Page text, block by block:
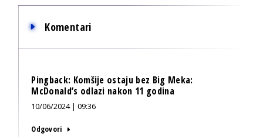
Komentari
Pingback: Komšije ostaju bez Big Meka:
McDonald’s odlazi nakon 11 godina
10/06/2024 | 09:36
Odgovori